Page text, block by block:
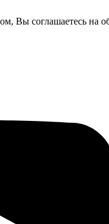
Вы соглашаетесь